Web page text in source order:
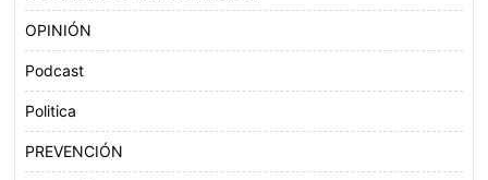
OPINIÓN
Podcast
Politica
PREVENCIÓN